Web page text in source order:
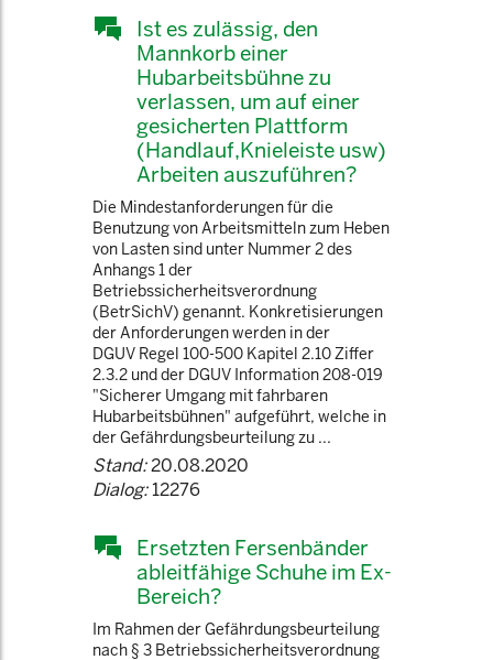
Ist es zulässig, den
Mannkorb einer
Hubarbeitsbühne zu
verlassen, um auf einer
gesicherten Plattform
(Handlauf,Knieleiste usw)
Arbeiten auszuführen?
Die Mindestanforderungen für die
Benutzung von Arbeitsmitteln zum Heben
von Lasten sind unter Nummer 2 des
Anhangs 1 der
Betriebssicherheitsverordnung
(BetrSichV) genannt. Konkretisierungen
der Anforderungen werden in der
DGUV Regel 100-500 Kapitel 2.10 Ziffer
2.3.2 und der DGUV Information 208-019
"Sicherer Umgang mit fahrbaren
Hubarbeitsbühnen" aufgeführt, welche in
der Gefährdungsbeurteilung zu ...
Stand:20.08.2020
Dialog:12276
Ersetzten Fersenbänder
ableitfähige Schuhe im Ex-
Bereich?
Im Rahmen der Gefährdungsbeurteilung
nach § 3 Betriebssicherheitsverordnung